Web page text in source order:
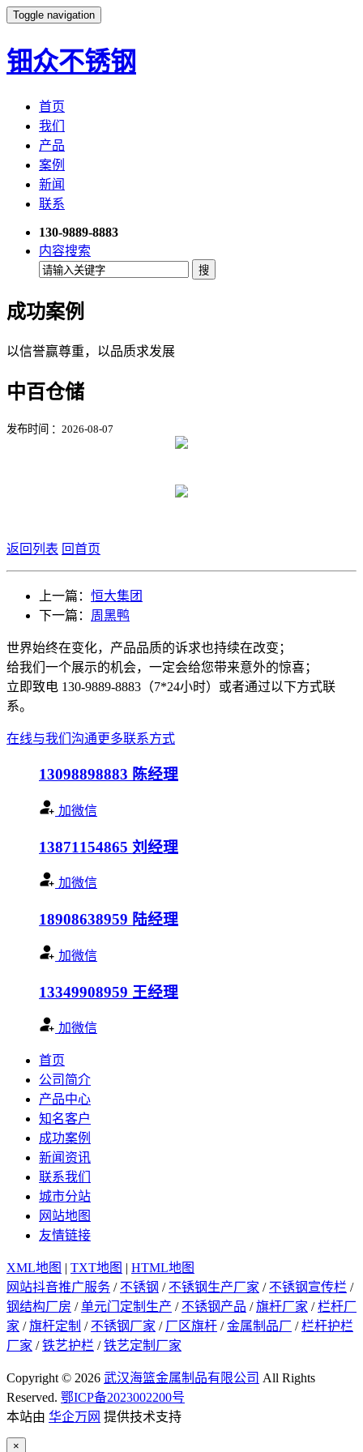
Toggle navigation
钿众不锈钢
首页
我们
产品
案例
新闻
联系
130-9889-8883
内容搜索
成功案例
以信誉赢尊重，以品质求发展
中百仓储
发布时间 ：2026-08-07
返回列表 回首页
上一篇： 恒大集团
下一篇： 周黑鸭
世界始终在变化，产品品质的诉求也持续在改变；
给我们一个展示的机会，一定会给您带来意外的惊喜；
立即致电 130-9889-8883（7*24小时）或者通过以下方式联
系。
在线与我们沟通更多联系方式
13098898883 陈经理
加微信
13871154865 刘经理
加微信
18908638959 陆经理
加微信
13349908959 王经理
加微信
首页
公司简介
产品中心
知名客户
成功案例
新闻资讯
联系我们
城市分站
网站地图
友情链接
XML地图 | TXT地图 | HTML地图
网站抖音推广服务 / 不锈钢 / 不锈钢生产厂家 / 不锈钢宣传栏 /
钢结构厂房 /单元门定制生产 / 不锈钢产品 /旗杆厂家 /栏杆厂
家 /旗杆定制 / 不锈钢厂家 / 厂区旗杆 /金属制品厂 /栏杆护栏
厂家 /铁艺护栏 /铁艺定制厂家
Copyright © 2026 武汉海篮金属制品有限公司 All Rights
Reserved. 鄂ICP备2023002200号
本站由 华企万网 提供技术支持
×